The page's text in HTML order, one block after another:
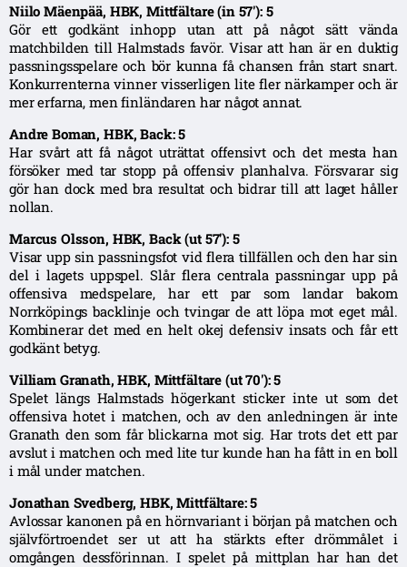
Niilo Mäenpää, HBK, Mittfältare (in 57′): 5
Gör ett godkänt inhopp utan att på något sätt vända
matchbilden till Halmstads favör. Visar att han är en duktig
passningsspelare och bör kunna få chansen från start snart.
Konkurrenterna vinner visserligen lite fler närkamper och är
mer erfarna, men finländaren har något annat.
Andre Boman, HBK, Back: 5
Har svårt att få något uträttat offensivt och det mesta han
försöker med tar stopp på offensiv planhalva. Försvarar sig
gör han dock med bra resultat och bidrar till att laget håller
nollan.
Marcus Olsson, HBK, Back (ut 57′): 5
Visar upp sin passningsfot vid flera tillfällen och den har sin
del i lagets uppspel. Slår flera centrala passningar upp på
offensiva medspelare, har ett par som landar bakom
Norrköpings backlinje och tvingar de att löpa mot eget mål.
Kombinerar det med en helt okej defensiv insats och får ett
godkänt betyg.
Villiam Granath, HBK, Mittfältare (ut 70′): 5
Spelet längs Halmstads högerkant sticker inte ut som det
offensiva hotet i matchen, och av den anledningen är inte
Granath den som får blickarna mot sig. Har trots det ett par
avslut i matchen och med lite tur kunde han ha fått in en boll
i mål under matchen.
Jonathan Svedberg, HBK, Mittfältare: 5
Avlossar kanonen på en hörnvariant i början på matchen och
självförtroendet ser ut att ha stärkts efter drömmålet i
omgången dessförinnan. I spelet på mittplan har han det